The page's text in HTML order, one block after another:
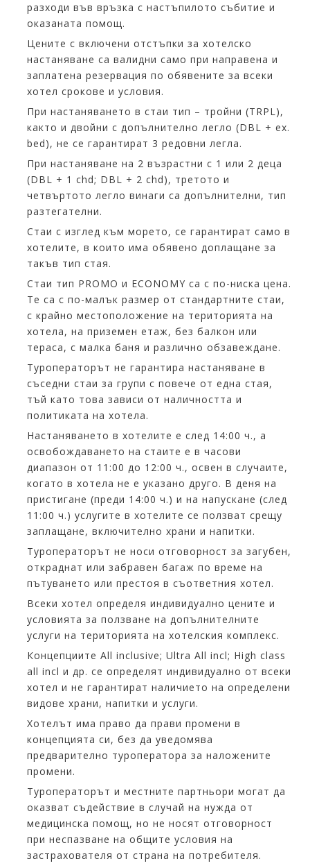
разходи във връзка с настъпилото събитие и
оказаната помощ.
Цените с включени отстъпки за хотелско
настаняване са валидни само при направена и
заплатена резервация по обявените за всеки
хотел срокове и условия.
При настаняването в стаи тип – тройни (TRPL),
както и двойни с допълнително легло (DBL + ex.
bed), не се гарантират 3 редовни легла.
При настаняване на 2 възрастни с 1 или 2 деца
(DBL + 1 chd; DBL + 2 chd), третото и
четвъртото легло винаги са допълнителни, тип
разтегателни.
Стаи с изглед към морето, се гарантират само в
хотелите, в които има обявено доплащане за
такъв тип стая.
Стаи тип PROMO и ECONOMY са с по-ниска цена.
Те са с по-малък размер от стандартните стаи,
с крайно местоположение на територията на
хотела, на приземен етаж, без балкон или
тераса, с малка баня и различно обзавеждане.
Туроператорът не гарантира настаняване в
съседни стаи за групи с повече от една стая,
тъй като това зависи от наличността и
политиката на хотела.
Настаняването в хотелите е след 14:00 ч., а
освобождаването на стаите е в часови
диапазон от 11:00 до 12:00 ч., освен в случаите,
когато в хотела не е указано друго. В деня на
пристигане (преди 14:00 ч.) и на напускане (след
11:00 ч.) услугите в хотелите се ползват срещу
заплащане, включително храни и напитки.
Туроператорът не носи отговорност за загубен,
откраднат или забравен багаж по време на
пътуването или престоя в съответния хотел.
Всеки хотел определя индивидуално цените и
условията за ползване на допълнителните
услуги на територията на хотелския комплекс.
Концепциите All inclusive; Ultra All incl; High class
all incl и др. се определят индивидуално от всеки
хотел и не гарантират наличието на определени
видове храни, напитки и услуги.
Хотелът има право да прави промени в
концепцията си, без да уведомява
предварително туроператора за наложените
промени.
Туроператорът и местните партньори могат да
оказват съдействие в случай на нужда от
медицинска помощ, но не носят отговорност
при неспазване на общите условия на
застрахователя от страна на потребителя.